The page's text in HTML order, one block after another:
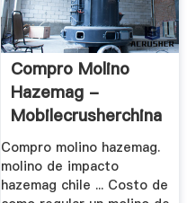
Compro Molino
Hazemag -
Mobilecrusherchina
Compro molino hazemag.
molino de impacto
hazemag chile ... Costo de